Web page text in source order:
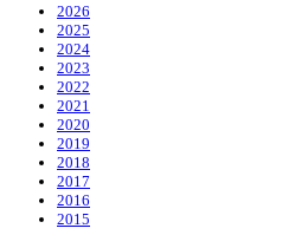
2026
2025
2024
2023
2022
2021
2020
2019
2018
2017
2016
2015